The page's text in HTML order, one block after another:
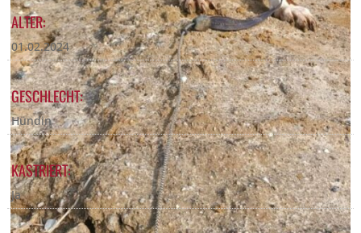
ALTER:
01.02.2024
GESCHLECHT:
Hündin
KASTRIERT:
Ja